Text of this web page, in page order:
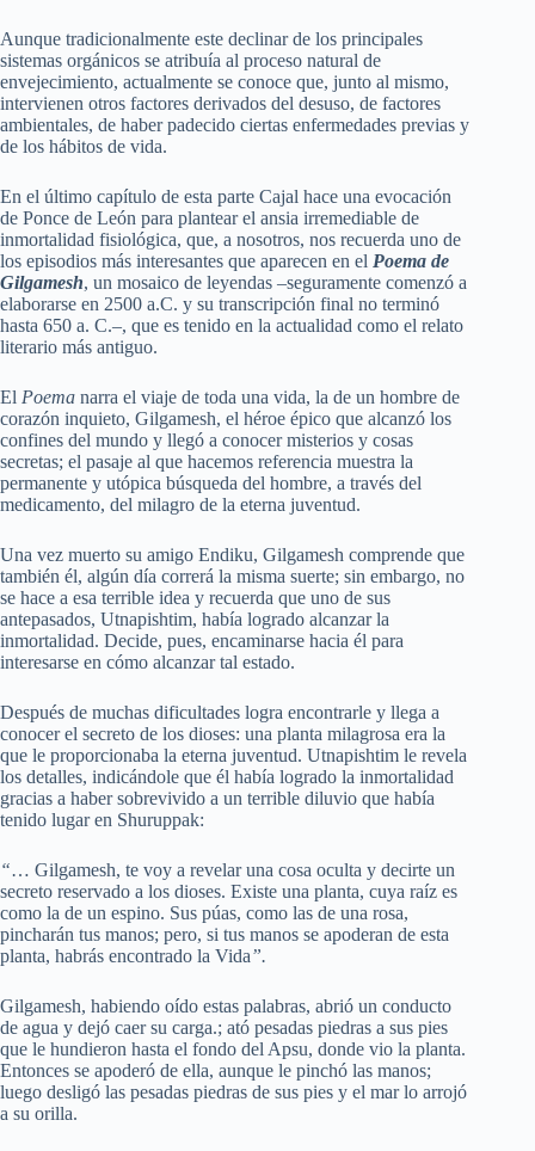
Aunque tradicionalmente este declinar de los principales
sistemas orgánicos se atribuía al proceso natural de
envejecimiento, actualmente se conoce que, junto al mismo,
intervienen otros factores derivados del desuso, de factores
ambientales, de haber padecido ciertas enfermedades previas y
de los hábitos de vida.
En el último capítulo de esta parte Cajal hace una evocación
de Ponce de León para plantear el ansia irremediable de
inmortalidad fisiológica, que, a nosotros, nos recuerda uno de
los episodios más interesantes que aparecen en el Poema de
Gilgamesh, un mosaico de leyendas –seguramente comenzó a
elaborarse en 2500 a.C. y su transcripción final no terminó
hasta 650 a. C.–, que es tenido en la actualidad como el relato
literario más antiguo.
El Poema narra el viaje de toda una vida, la de un hombre de
corazón inquieto, Gilgamesh, el héroe épico que alcanzó los
confines del mundo y llegó a conocer misterios y cosas
secretas; el pasaje al que hacemos referencia muestra la
permanente y utópica búsqueda del hombre, a través del
medicamento, del milagro de la eterna juventud.
Una vez muerto su amigo Endiku, Gilgamesh comprende que
también él, algún día correrá la misma suerte; sin embargo, no
se hace a esa terrible idea y recuerda que uno de sus
antepasados, Utnapishtim, había logrado alcanzar la
inmortalidad. Decide, pues, encaminarse hacia él para
interesarse en cómo alcanzar tal estado.
Después de muchas dificultades logra encontrarle y llega a
conocer el secreto de los dioses: una planta milagrosa era la
que le proporcionaba la eterna juventud. Utnapishtim le revela
los detalles, indicándole que él había logrado la inmortalidad
gracias a haber sobrevivido a un terrible diluvio que había
tenido lugar en Shuruppak:
“… Gilgamesh, te voy a revelar una cosa oculta y decirte un
secreto reservado a los dioses. Existe una planta, cuya raíz es
como la de un espino. Sus púas, como las de una rosa,
pincharán tus manos; pero, si tus manos se apoderan de esta
planta, habrás encontrado la Vida”.
Gilgamesh, habiendo oído estas palabras, abrió un conducto
de agua y dejó caer su carga.; ató pesadas piedras a sus pies
que le hundieron hasta el fondo del Apsu, donde vio la planta.
Entonces se apoderó de ella, aunque le pinchó las manos;
luego desligó las pesadas piedras de sus pies y el mar lo arrojó
a su orilla.